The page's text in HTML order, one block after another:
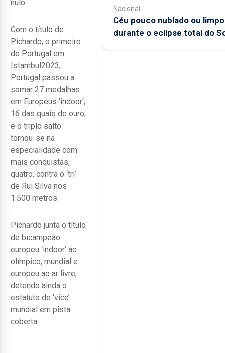
nulo.
Com o título de
Pichardo, o primeiro
de Portugal em
Istambul2023,
Portugal passou a
somar 27 medalhas
em Europeus 'indoor',
16 das quais de ouro,
e o triplo salto
tornou-se na
especialidade com
mais conquistas,
quatro, contra o ‘tri’
de Rui Silva nos
1.500 metros.
Pichardo junta o título
de bicampeão
europeu ‘indoor’ ao
olímpico, mundial e
europeu ao ar livre,
detendo ainda o
estatuto de ‘vice’
mundial em pista
coberta.
Nacional
Céu pouco nublado ou limpo
durante o eclipse total do